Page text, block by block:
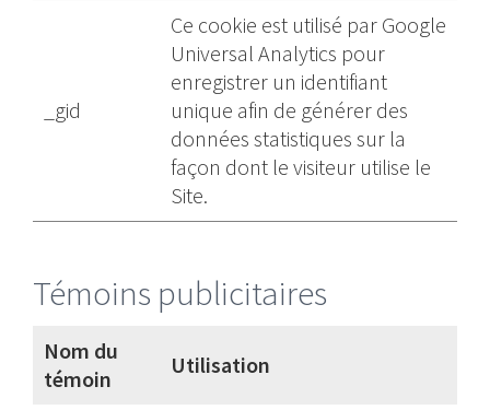
_gid
Ce cookie est utilisé par Google
Universal Analytics pour
enregistrer un identifiant
unique afin de générer des
données statistiques sur la
façon dont le visiteur utilise le
Site.
Témoins publicitaires
Nom du
témoin
Utilisation